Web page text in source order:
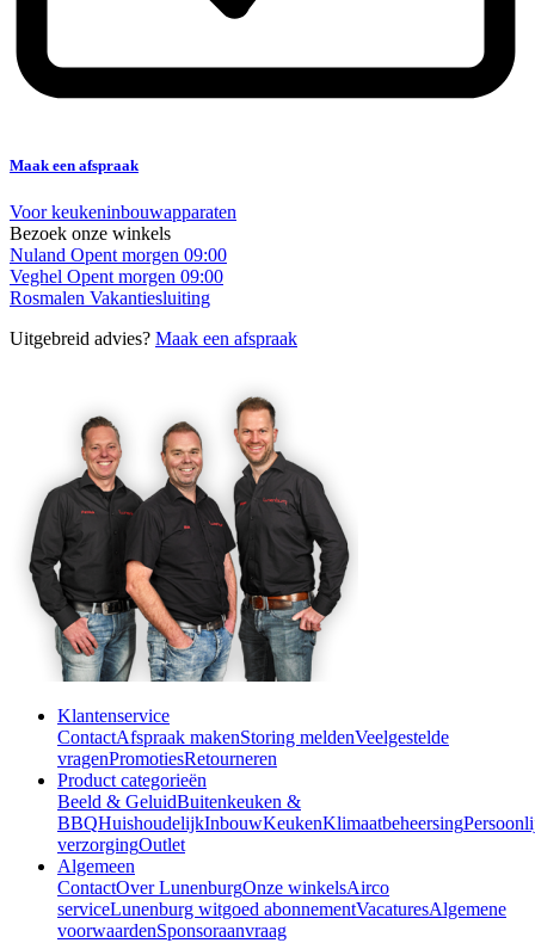
Maak een afspraak
Voor keukeninbouwapparaten
Bezoek onze winkels
Nuland Opent morgen 09:00
Veghel Opent morgen 09:00
Rosmalen Vakantiesluiting
Uitgebreid advies? Maak een afspraak
Klantenservice
ContactAfspraak makenStoring meldenVeelgestelde
vragenPromotiesRetourneren
Product categorieën
Beeld & GeluidBuitenkeuken &
BBQHuishoudelijkInbouwKeukenKlimaatbeheersing
verzorgingOutlet
Algemeen
ContactOver LunenburgOnze winkelsAirco
serviceLunenburg witgoed abonnementVacaturesAlgemene
voorwaardenSponsoraanvraag